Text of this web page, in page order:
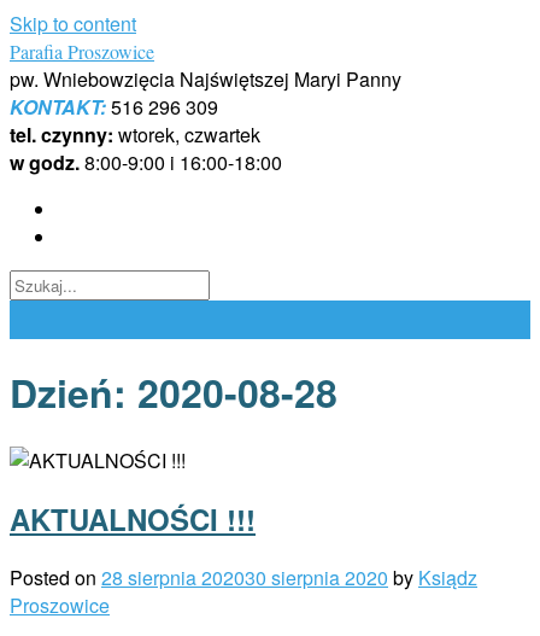
Skip to content
Parafia Proszowice
pw. Wniebowzięcia Najświętszej Maryi Panny
KONTAKT:516 296 309
tel. czynny: wtorek, czwartek
w godz.8:00-9:00 i 16:00-18:00
Dzień: 2020-08-28
AKTUALNOŚCI !!!
Posted on 28 sierpnia 202030 sierpnia 2020 by Ksiądz
Proszowice